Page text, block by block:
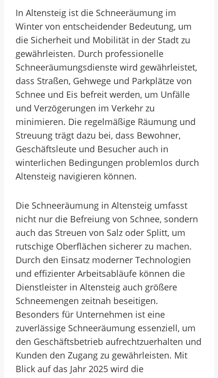
In Altensteig ist die Schneeräumung im
Winter von entscheidender Bedeutung, um
die Sicherheit und Mobilität in der Stadt zu
gewährleisten. Durch professionelle
Schneeräumungsdienste wird gewährleistet,
dass Straßen, Gehwege und Parkplätze von
Schnee und Eis befreit werden, um Unfälle
und Verzögerungen im Verkehr zu
minimieren. Die regelmäßige Räumung und
Streuung trägt dazu bei, dass Bewohner,
Geschäftsleute und Besucher auch in
winterlichen Bedingungen problemlos durch
Altensteig navigieren können.
Die Schneeräumung in Altensteig umfasst
nicht nur die Befreiung von Schnee, sondern
auch das Streuen von Salz oder Splitt, um
rutschige Oberflächen sicherer zu machen.
Durch den Einsatz moderner Technologien
und effizienter Arbeitsabläufe können die
Dienstleister in Altensteig auch größere
Schneemengen zeitnah beseitigen.
Besonders für Unternehmen ist eine
zuverlässige Schneeräumung essenziell, um
den Geschäftsbetrieb aufrechtzuerhalten und
Kunden den Zugang zu gewährleisten. Mit
Blick auf das Jahr 2025 wird die